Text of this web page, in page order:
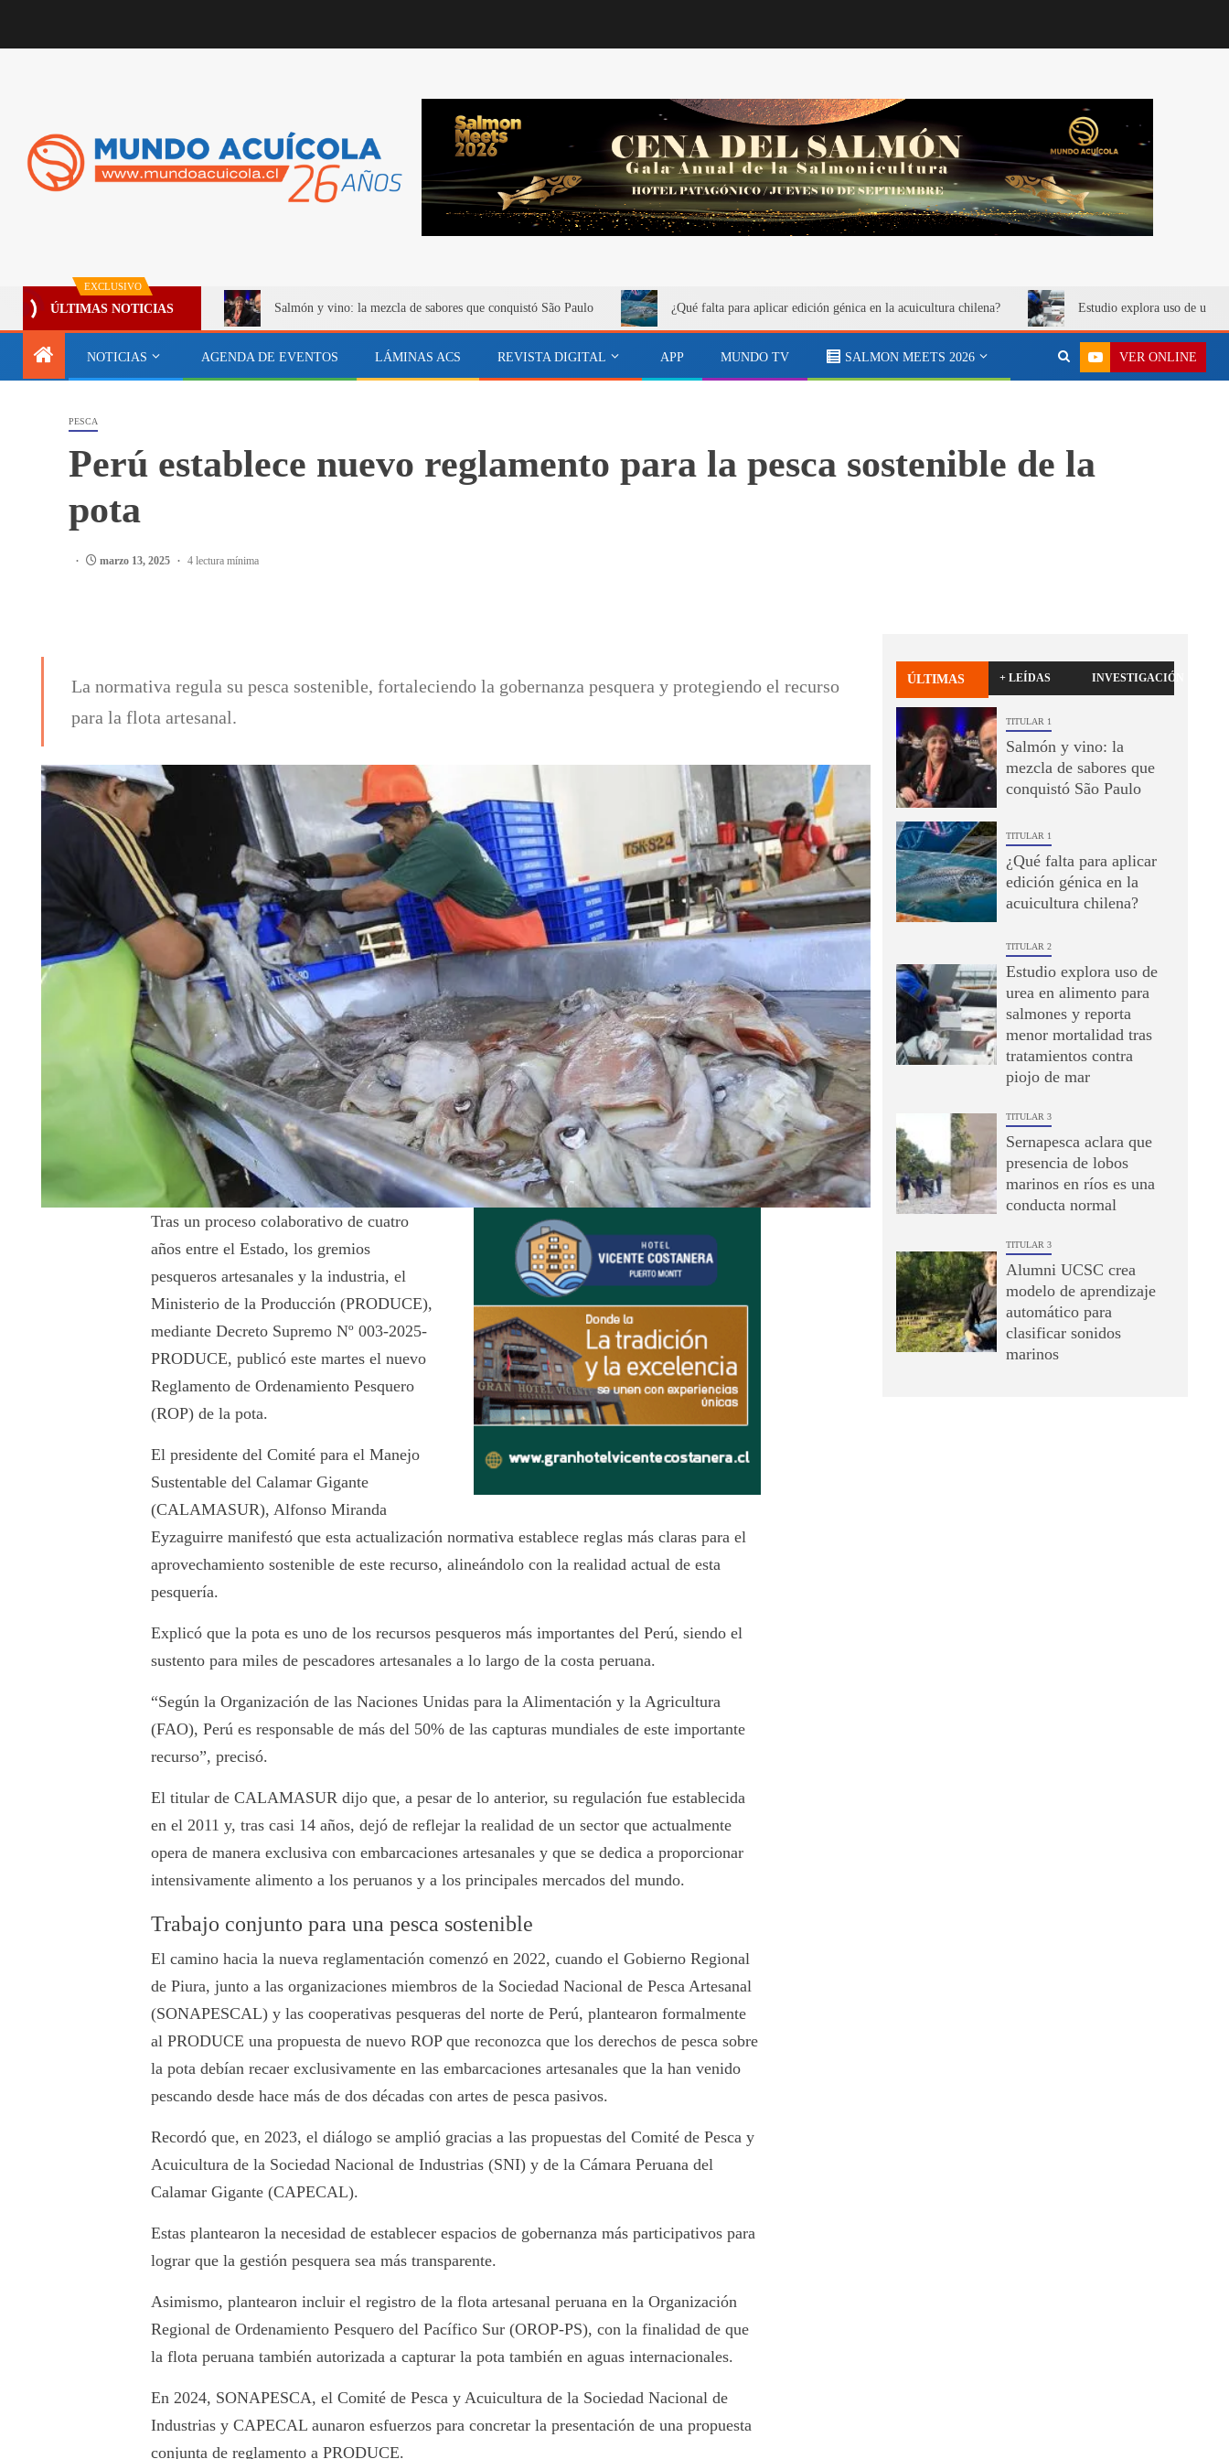
EXCLUSIVO
ÚLTIMAS NOTICIAS Salmón y vino: la mezcla de sabores que conquistó São Paulo ¿Qué falta para aplicar edición génica en la acuicultura chilena? Estudio explora uso de urea
NOTICIAS AGENDA DE EVENTOS LÁMINAS ACS REVISTA DIGITAL APP MUNDO TV SALMON MEETS 2026 VER ONLINE
PESCA
Perú establece nuevo reglamento para la pesca sostenible de la
pota
marzo 13, 2025 4 lectura mínima
La normativa regula su pesca sostenible, fortaleciendo la gobernanza pesquera y protegiendo el recurso
para la flota artesanal.
Tras un proceso colaborativo de cuatro
años entre el Estado, los gremios
pesqueros artesanales y la industria, el
Ministerio de la Producción (PRODUCE),
mediante Decreto Supremo Nº 003-2025-
PRODUCE, publicó este martes el nuevo
Reglamento de Ordenamiento Pesquero
(ROP) de la pota.
El presidente del Comité para el Manejo
Sustentable del Calamar Gigante
(CALAMASUR), Alfonso Miranda
Eyzaguirre manifestó que esta actualización normativa establece reglas más claras para el
aprovechamiento sostenible de este recurso, alineándolo con la realidad actual de esta
pesquería.
Explicó que la pota es uno de los recursos pesqueros más importantes del Perú, siendo el
sustento para miles de pescadores artesanales a lo largo de la costa peruana.
“Según la Organización de las Naciones Unidas para la Alimentación y la Agricultura
(FAO), Perú es responsable de más del 50% de las capturas mundiales de este importante
recurso”, precisó.
El titular de CALAMASUR dijo que, a pesar de lo anterior, su regulación fue establecida
en el 2011 y, tras casi 14 años, dejó de reflejar la realidad de un sector que actualmente
opera de manera exclusiva con embarcaciones artesanales y que se dedica a proporcionar
intensivamente alimento a los peruanos y a los principales mercados del mundo.
Trabajo conjunto para una pesca sostenible
El camino hacia la nueva reglamentación comenzó en 2022, cuando el Gobierno Regional
de Piura, junto a las organizaciones miembros de la Sociedad Nacional de Pesca Artesanal
(SONAPESCAL) y las cooperativas pesqueras del norte de Perú, plantearon formalmente
al PRODUCE una propuesta de nuevo ROP que reconozca que los derechos de pesca sobre
la pota debían recaer exclusivamente en las embarcaciones artesanales que la han venido
pescando desde hace más de dos décadas con artes de pesca pasivos.
Recordó que, en 2023, el diálogo se amplió gracias a las propuestas del Comité de Pesca y
Acuicultura de la Sociedad Nacional de Industrias (SNI) y de la Cámara Peruana del
Calamar Gigante (CAPECAL).
Estas plantearon la necesidad de establecer espacios de gobernanza más participativos para
lograr que la gestión pesquera sea más transparente.
Asimismo, plantearon incluir el registro de la flota artesanal peruana en la Organización
Regional de Ordenamiento Pesquero del Pacífico Sur (OROP-PS), con la finalidad de que
la flota peruana también autorizada a capturar la pota también en aguas internacionales.
En 2024, SONAPESCA, el Comité de Pesca y Acuicultura de la Sociedad Nacional de
Industrias y CAPECAL aunaron esfuerzos para concretar la presentación de una propuesta
conjunta de reglamento a PRODUCE.
ÚLTIMAS + LEÍDAS INVESTIGACIÓN
TITULAR 1
Salmón y vino: la
mezcla de sabores que
conquistó São Paulo
TITULAR 1
¿Qué falta para aplicar
edición génica en la
acuicultura chilena?
TITULAR 2
Estudio explora uso de
urea en alimento para
salmones y reporta
menor mortalidad tras
tratamientos contra
piojo de mar
TITULAR 3
Sernapesca aclara que
presencia de lobos
marinos en ríos es una
conducta normal
TITULAR 3
Alumni UCSC crea
modelo de aprendizaje
automático para
clasificar sonidos
marinos